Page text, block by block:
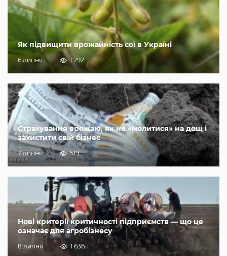
Як підвищити врожайність сої в Україні
6 липня 1 292
Страхування врожаю, як не «молитися» на дощ і
захистити свій бізнес
7 липня 519
Нові критерії критичності підприємств — що це
означає для агробізнесу
8 липня 1 636